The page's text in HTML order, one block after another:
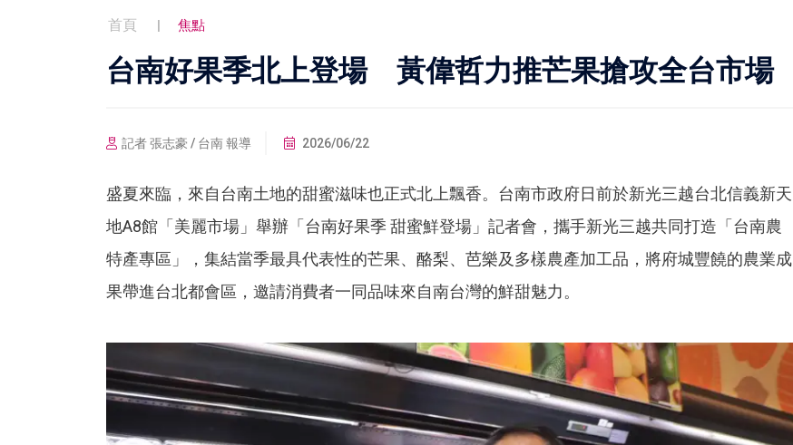
首頁 焦點
台南好果季北上登場 黃偉哲力推芒果搶攻全台市場
記者 張志豪 / 台南 報導 2026/06/22
盛夏來臨，來自台南土地的甜蜜滋味也正式北上飄香。台南市政府日前於新光三越台北信義新天
地A8館「美麗市場」舉辦「台南好果季 甜蜜鮮登場」記者會，攜手新光三越共同打造「台南農
特產專區」，集結當季最具代表性的芒果、酪梨、芭樂及多樣農產加工品，將府城豐饒的農業成
果帶進台北都會區，邀請消費者一同品味來自南台灣的鮮甜魅力。